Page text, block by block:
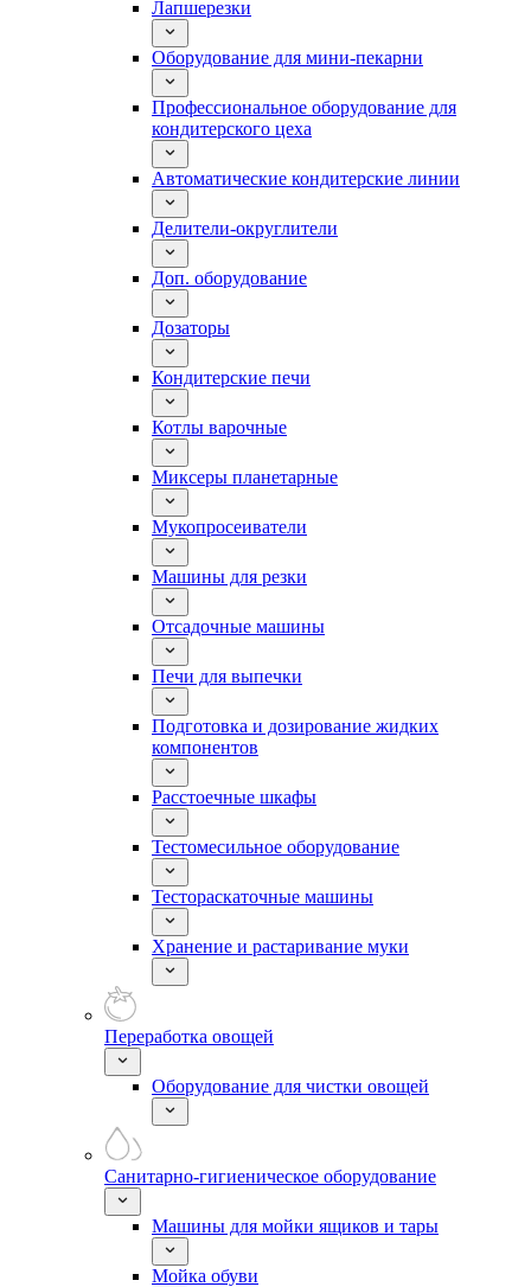
Лапшерезки
Оборудование для мини-пекарни
Профессиональное оборудование для
кондитерского цеха
Автоматические кондитерские линии
Делители-округлители
Доп. оборудование
Дозаторы
Кондитерские печи
Котлы варочные
Миксеры планетарные
Мукопросеиватели
Машины для резки
Отсадочные машины
Печи для выпечки
Подготовка и дозирование жидких
компонентов
Расстоечные шкафы
Тестомесильное оборудование
Тестораскаточные машины
Хранение и растаривание муки
Переработка овощей
Оборудование для чистки овощей
Санитарно-гигиеническое оборудование
Машины для мойки ящиков и тары
Мойка обуви